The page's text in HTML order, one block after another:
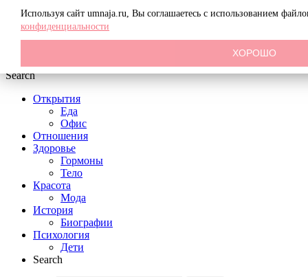
Menu
Search
Открытия
Еда
Офис
Отношения
Здоровье
Гормоны
Тело
Красота
Мода
История
Биографии
Психология
Дети
Search
Используя сайт umnaja.ru, Вы соглашаетесь с использованием
конфиденциальности
ХОРОШО